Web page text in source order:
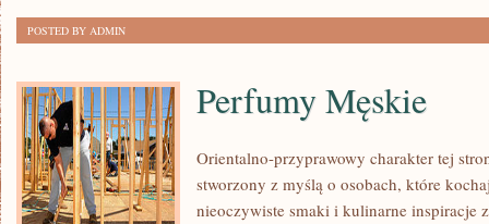
POSTED BY ADMIN
Perfumy Męskie
Orientalno-przyprawowy charakter tej
stworzony z myślą o osobach, które
nieoczywiste smaki i kulinarne inspiracje